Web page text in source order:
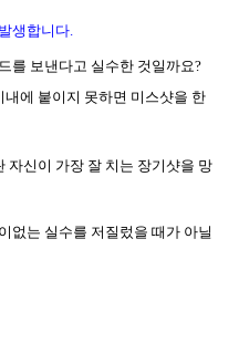
생합니다
를 보낸다고 실수한 것일까요?
내에 붙이지 못하면 미스샷을 한
자신이 가장 잘 치는 장기샷을 망
없는 실수를 저질렀을 때가 아닐